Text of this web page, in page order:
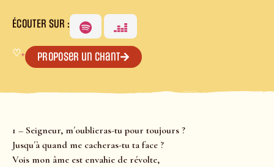
ÉCOUTER SUR :
♡+ Proposer un chant
1 – Seigneur, m´oublieras-tu pour toujours ?
Jusqu´à quand me cacheras-tu ta face ?
Vois mon âme est envahie de révolte,